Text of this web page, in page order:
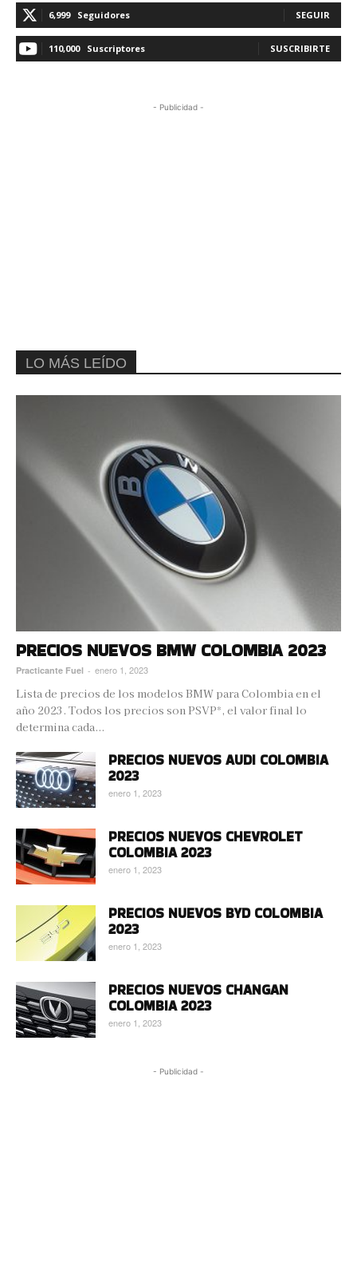
6,999 Seguidores SEGUIR
110,000 Suscriptores SUSCRIBIRTE
- Publicidad -
LO MÁS LEÍDO
PRECIOS NUEVOS BMW COLOMBIA 2023
Practicante Fuel - enero 1, 2023
Lista de precios de los modelos BMW para Colombia en el
año 2023. Todos los precios son PSVP*, el valor final lo
determina cada...
PRECIOS NUEVOS AUDI COLOMBIA
2023
enero 1, 2023
PRECIOS NUEVOS CHEVROLET
COLOMBIA 2023
enero 1, 2023
PRECIOS NUEVOS BYD COLOMBIA
2023
enero 1, 2023
PRECIOS NUEVOS CHANGAN
COLOMBIA 2023
enero 1, 2023
- Publicidad -